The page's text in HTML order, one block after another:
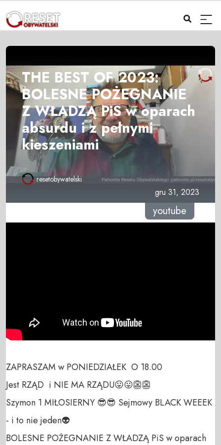
THE BEST OF 2023:
BOLESNE POŻEGNANIE
Z WŁADZĄ PiS w oparach
absurdu i z pełnymi
kieszeniami
resetobywatelski
gru 31, 2023
youtube
ZAPRASZAM w PONIEDZIAŁEK  O 18.00
Jest RZĄD  i NIE MA RZĄDU😛😛👺👺
Szymon 1 MIŁOSIERNY 😎😎 Sejmowy BLACK WEEEK
- i to nie jeden👽
BOLESNE POŻEGNANIE Z WŁADZĄ PiS w oparach